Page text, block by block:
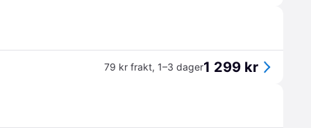
79 kr frakt, 1–3 dager1 299 kr